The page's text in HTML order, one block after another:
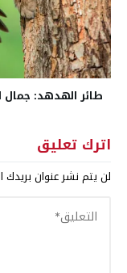
طائر الهدهد: جمال
اترك تعليق
لن يتم نشر عنوان بريدك